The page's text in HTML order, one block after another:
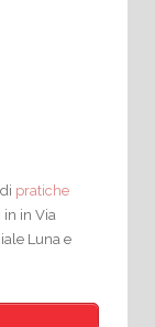
pratiche
in in Via
Luna e